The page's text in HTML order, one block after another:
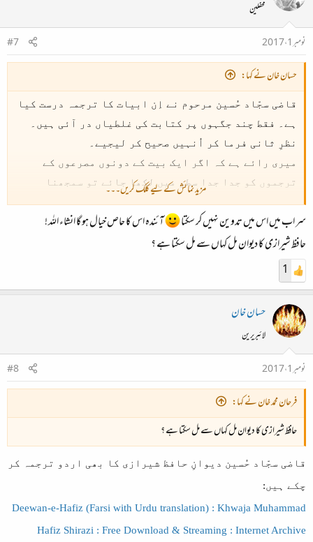
محفلین
نومبر 1، 2017
#7
حسان خان نے کہا:
قاضی سجّاد حُسین مرحوم نے اِن ابیات کا ترجمہ درست کیا
ہے۔ فقط چند جگہوں پر کتابت کی غلطیاں در آئی ہیں۔
نظرِ ثانی فرما کر اُنہیں صحیح کر لیجیے۔
میری رائے ہے کہ اگر ایک بیت کے دونوں مصرعوں کے
ترجموں کو جدا جدا سطر میں لکھا جائے تو سمجھنا
مزید نمائش کے لیے کلک کریں۔۔۔
سر اب میں اس میں تدوین نہیں کر سکتا
آئندہ اس کا حاص خیال ہو گا انشاء اللہ !
حافظ شیرازی کا دیوان مل کہاں سے مل سکتا ہے ؟
1
حسان خان
لائبریرین
نومبر 1، 2017
#8
فرحان محمد خان نے کہا:
حافظ شیرازی کا دیوان مل کہاں سے مل سکتا ہے ؟
قاضی سجّاد حُسین دیوانِ حافظ شیرازی کا بھی اردو ترجمہ کر
چکے ہیں:
Deewan-e-Hafiz (Farsi with Urdu translation) : Khwaja Muhammad
Hafiz Shirazi : Free Download & Streaming : Internet Archive